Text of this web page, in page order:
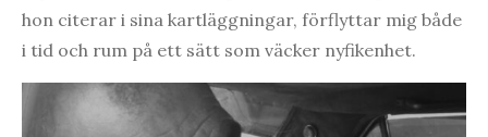
hon citerar i sina kartläggningar, förflyttar mig både
i tid och rum på ett sätt som väcker nyfikenhet.